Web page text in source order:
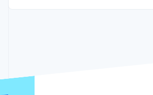
Product roadmap
Mídia e entretenimento
Blog de